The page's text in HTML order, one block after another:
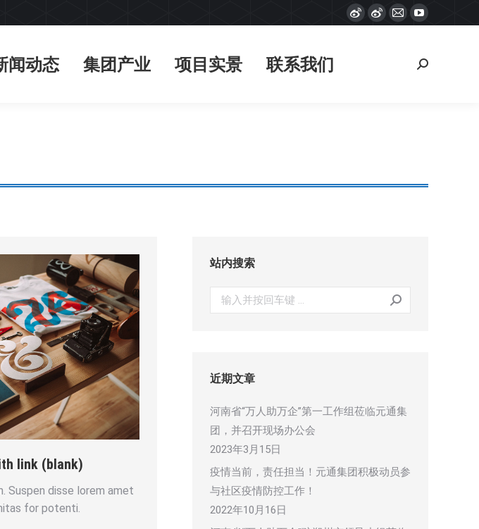
WeiboWeiboMail
opens
YouTube
opens
闻动态 集团产业 项目实景 联系我们
搜
link (blank)
Suspen disse lorem amet
for potenti.
站内搜索
索：
近期文章
河南省“万人助万企”第一工作组莅临元通集
团，并召开现场办公会
2023年3月15日
疫情当前，责任担当！元通集团积极动员参
与社区疫情防控工作！
2022年10月16日
闻动态 集团产业 项目实景 联系我们
搜